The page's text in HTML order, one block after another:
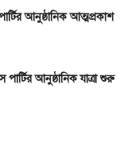
আনুষ্ঠানিক আত্মপ্রকাশ
আনুষ্ঠানিক যাত্রা শুরু